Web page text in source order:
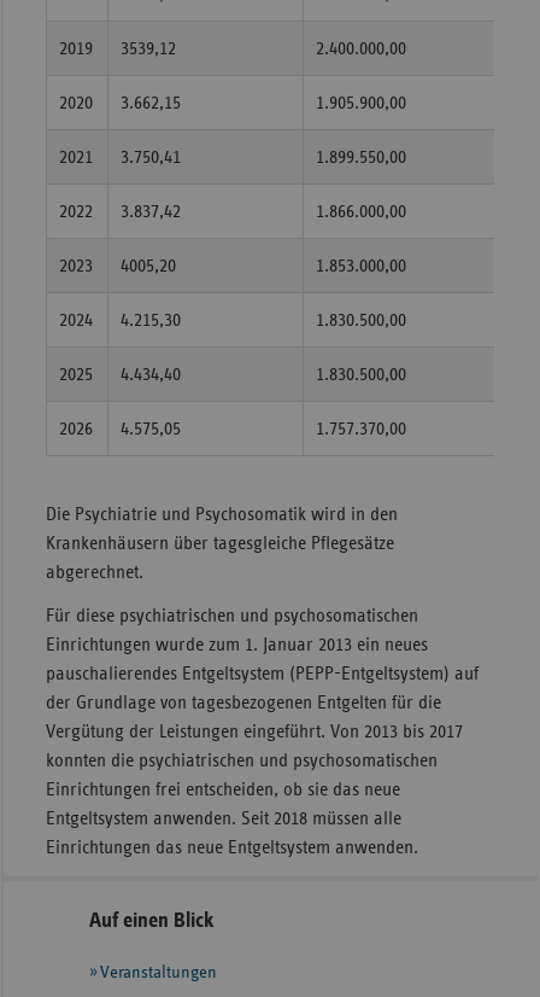
2019 3539,12 2.400.000,00
2020 3.662,15 1.905.900,00
2021 3.750,41 1.899.550,00
2022 3.837,42 1.866.000,00
2023 4005,20 1.853.000,00
2024 4.215,30 1.830.500,00
2025 4.434,40 1.830.500,00
2026 4.575,05 1.757.370,00
Die Psychiatrie und Psychosomatik wird in den
Krankenhäusern über tagesgleiche Pflegesätze
abgerechnet.
Für diese psychiatrischen und psychosomatischen
Einrichtungen wurde zum 1. Januar 2013 ein neues
pauschalierendes Entgeltsystem (PEPP-Entgeltsystem) auf
der Grundlage von tagesbezogenen Entgelten für die
Vergütung der Leistungen eingeführt. Von 2013 bis 2017
konnten die psychiatrischen und psychosomatischen
Einrichtungen frei entscheiden, ob sie das neue
Entgeltsystem anwenden. Seit 2018 müssen alle
Einrichtungen das neue Entgeltsystem anwenden.
Seitennavigation
Seitenleiste
weiteren
Auf einen Blick
Veranstaltungen